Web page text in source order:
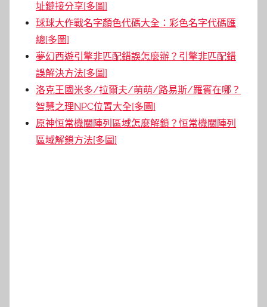
址鏈接分享[多圖]
球球大作戰名字顏色代碼大全：彩色名字代碼匯
總[多圖]
夢幻西遊引擎非匹配錯誤怎麼辦？引擎非匹配錯
誤解決方法[多圖]
洛克王國米多/拉爾夫/萌萌/路易斯/羅賓在哪？
智慧之理NPC位置大全[多圖]
原神恒常機關陣列區域怎麼解鎖？恒常機關陣列
區域解鎖方法[多圖]